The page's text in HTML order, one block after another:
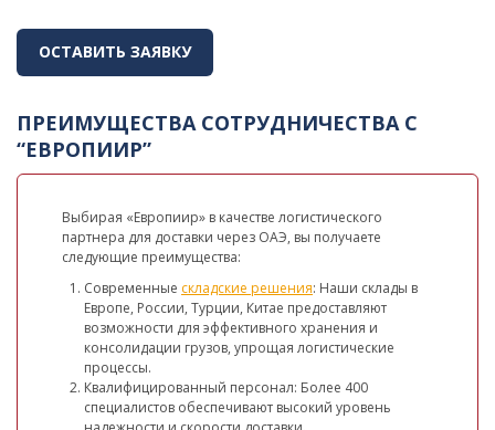
ОСТАВИТЬ ЗАЯВКУ
ПРЕИМУЩЕСТВА СОТРУДНИЧЕСТВА С
“ЕВРОПИИР”
Выбирая «Европиир» в качестве логистического
партнера для доставки через ОАЭ, вы получаете
следующие преимущества:
Современные складские решения: Наши склады в
Европе, России, Турции, Китае предоставляют
возможности для эффективного хранения и
консолидации грузов, упрощая логистические
процессы.
Квалифицированный персонал: Более 400
специалистов обеспечивают высокий уровень